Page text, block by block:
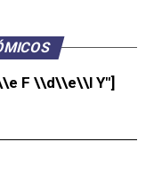
F \\d\\e\\l Y"]